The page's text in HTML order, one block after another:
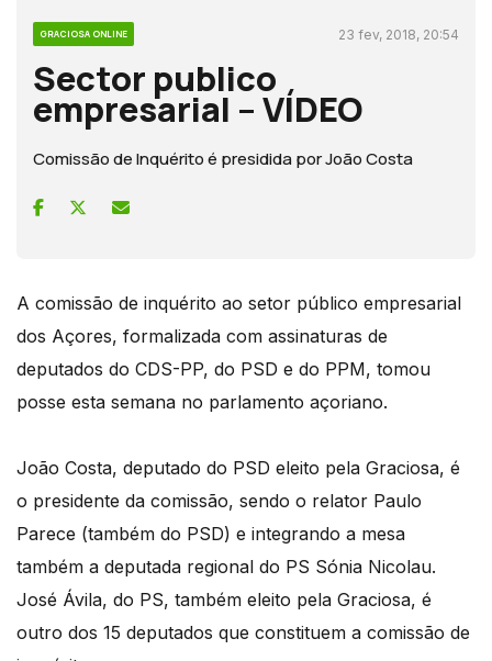
GRACIOSA ONLINE 23 fev, 2018, 20:54
Sector publico
empresarial – VÍDEO
Comissão de Inquérito é presidida por João Costa
A comissão de inquérito ao setor público empresarial
dos Açores, formalizada com assinaturas de
deputados do CDS-PP, do PSD e do PPM, tomou
posse esta semana no parlamento açoriano.
João Costa, deputado do PSD eleito pela Graciosa, é
o presidente da comissão, sendo o relator Paulo
Parece (também do PSD) e integrando a mesa
também a deputada regional do PS Sónia Nicolau.
José Ávila, do PS, também eleito pela Graciosa, é
outro dos 15 deputados que constituem a comissão de